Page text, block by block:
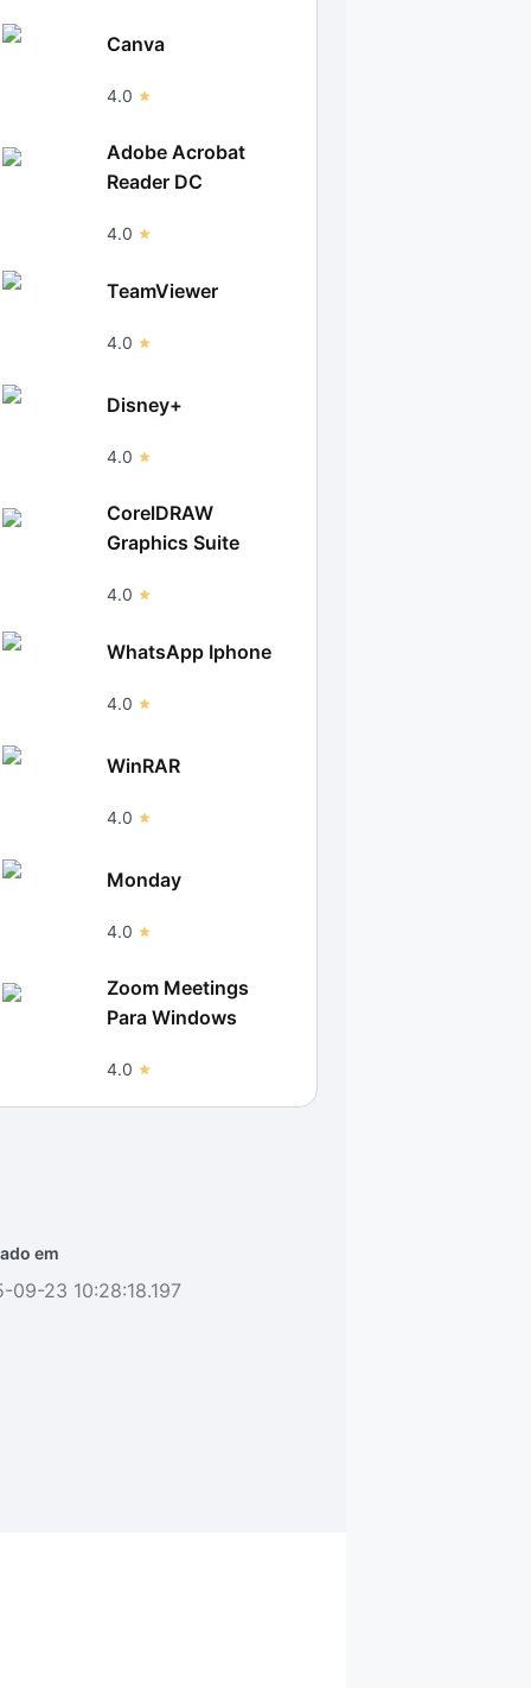
Canva
4.0
Adobe Acrobat
Reader DC
4.0
TeamViewer
4.0
Disney+
4.0
CorelDRAW
Graphics Suite
4.0
WhatsApp Iphone
4.0
WinRAR
4.0
Monday
4.0
Zoom Meetings
Para Windows
4.0
em
09-23 10:28:18.197